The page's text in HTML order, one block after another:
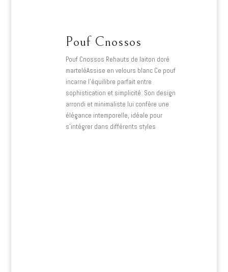
Pouf Cnossos
Pouf Cnossos Rehauts de laiton doré
marteléAssise en velours blanc Ce pouf
incarne l’équilibre parfait entre
sophistication et simplicité. Son design
arrondi et minimaliste lui confère une
élégance intemporelle, idéale pour
s’intégrer dans différents styles